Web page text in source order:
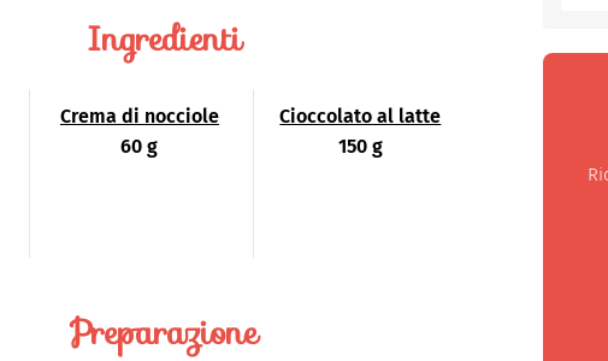
Ingredienti
Crema di nocciole
60 g
Cioccolato al latte
150 g
Preparazione